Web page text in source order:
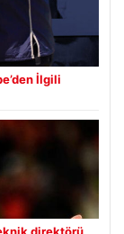
İlgili
direktörü